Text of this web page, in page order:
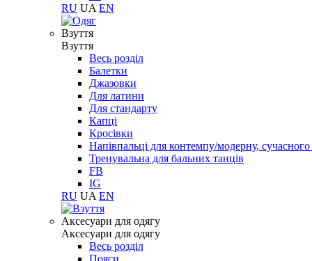
RU UA EN
Взуття
Взуття
Весь розділ
Балетки
Джазовки
Для латини
Для стандарту
Капці
Кросівки
Напівпальці для контемпу/модерну,
Тренувальна для бальних танців
FB
IG
RU UA EN
Aксесуари для одягу
Aксесуари для одягу
Весь розділ
Пояси